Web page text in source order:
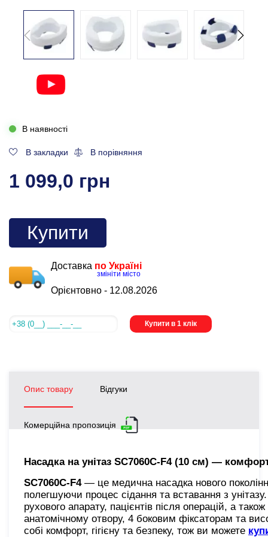
В наявності
В закладки В порівняння
1 099,0 грн
Купити
Доставка по Україні
змініти місто
Орієнтовно - 12.08.2026
Купити в 1 клік
Опис товару Відгуки
Комерційна пропозиція
Насадка на унітаз SC7060C-F4 (10 см) —
SC7060C-F4— це медична насадка нового
полегшуючи процес сідання та вставання з
рухового апарату, пацієнтів після операцій, а
анатомічному отвору, 4 боковим фіксаторам та
собі комфорт, гігієну та безпеку, тож ви можете